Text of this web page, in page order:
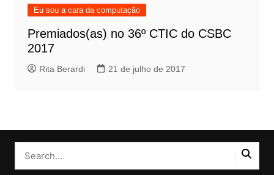
Eu sou a cara da computação
Premiados(as) no 36º CTIC do CSBC
2017
Rita Berardi 21 de julho de 2017